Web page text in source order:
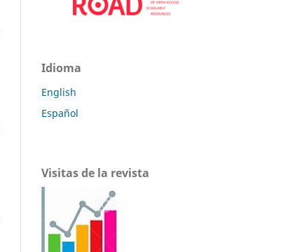
Idioma
English
Español
Visitas de la revista